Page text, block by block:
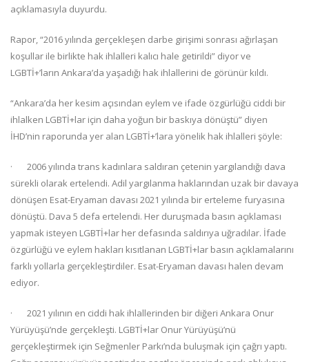
açıklamasıyla duyurdu.
Rapor, “2016 yılında gerçekleşen darbe girişimi sonrası ağırlaşan
koşullar ile birlikte hak ihlalleri kalıcı hale getirildi” diyor ve
LGBTİ+’ların Ankara’da yaşadığı hak ihlallerini de görünür kıldı.
“Ankara’da her kesim açısından eylem ve ifade özgürlüğü ciddi bir
ihlalken LGBTİ+lar için daha yoğun bir baskıya dönüştü” diyen
İHD’nin raporunda yer alan LGBTİ+’lara yönelik hak ihlalleri şöyle:
· 2006 yılında trans kadınlara saldıran çetenin yargılandığı dava
sürekli olarak ertelendi. Adil yargılanma haklarından uzak bir davaya
dönüşen Esat-Eryaman davası 2021 yılında bir erteleme furyasına
dönüştü. Dava 5 defa ertelendi. Her duruşmada basın açıklaması
yapmak isteyen LGBTİ+lar her defasında saldırıya uğradılar. İfade
özgürlüğü ve eylem hakları kısıtlanan LGBTİ+lar basın açıklamalarını
farklı yollarla gerçekleştirdiler. Esat-Eryaman davası halen devam
ediyor.
· 2021 yılının en ciddi hak ihlallerinden bir diğeri Ankara Onur
Yürüyüşü’nde gerçekleşti. LGBTİ+lar Onur Yürüyüşü’nü
gerçekleştirmek için Seğmenler Parkı’nda buluşmak için çağrı yaptı.